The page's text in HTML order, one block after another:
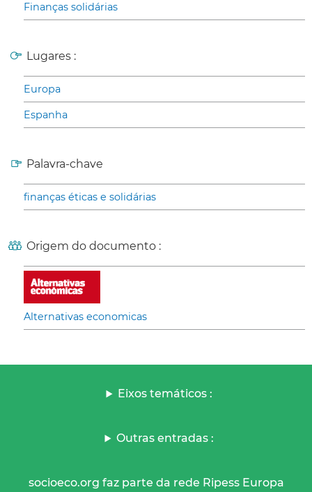
Finanças solidárias
Lugares :
Europa
Espanha
Palavra-chave
finanças éticas e solidárias
Origem do documento :
Alternativas economicas
Eixos temáticos :
Outras entradas :
socioeco.org faz parte da rede Ripess Europa